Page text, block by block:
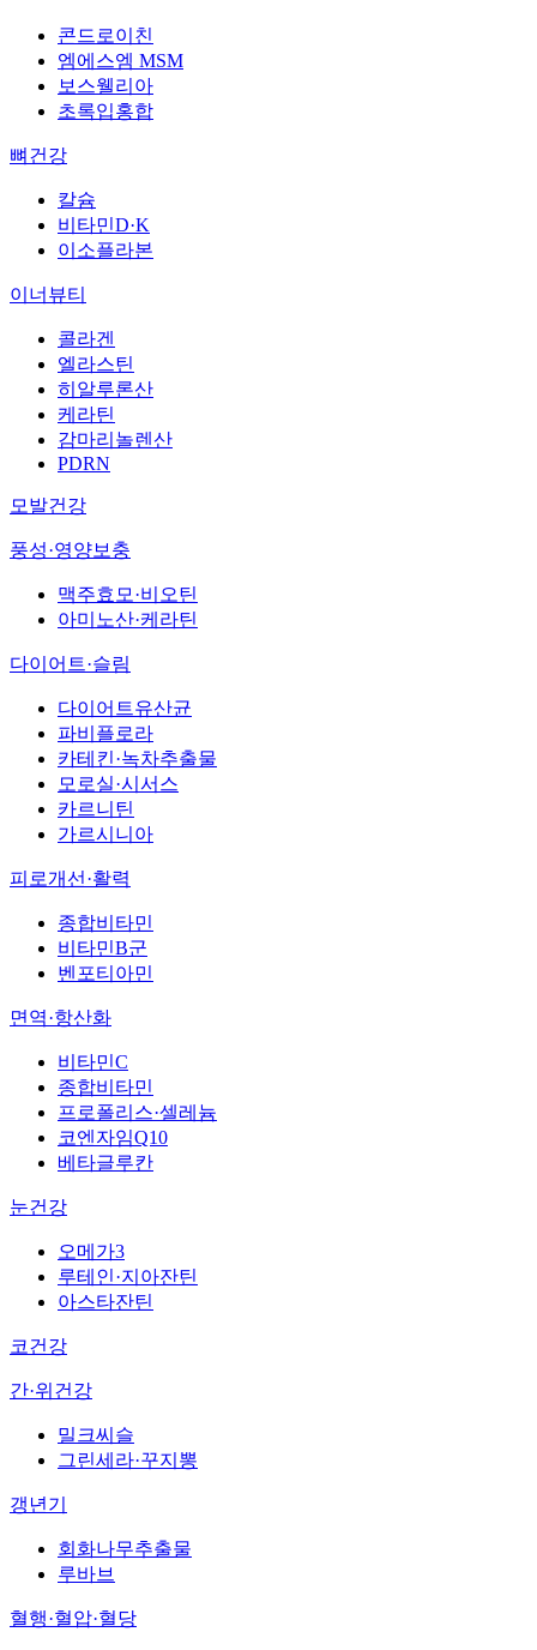
콘드로이친
엠에스엠 MSM
보스웰리아
초록입홍합
뼈건강
칼슘
비타민D·K
이소플라본
이너뷰티
콜라겐
엘라스틴
히알루론산
케라틴
감마리놀렌산
PDRN
모발건강
풍성·영양보충
맥주효모·비오틴
아미노산·케라틴
다이어트·슬림
다이어트유산균
파비플로라
카테킨·녹차추출물
모로실·시서스
카르니틴
가르시니아
피로개선·활력
종합비타민
비타민B군
벤포티아민
면역·항산화
비타민C
종합비타민
프로폴리스·셀레늄
코엔자임Q10
베타글루칸
눈건강
오메가3
루테인·지아잔틴
아스타잔틴
코건강
간·위건강
밀크씨슬
그린세라·꾸지뽕
갱년기
회화나무추출물
루바브
혈행·혈압·혈당